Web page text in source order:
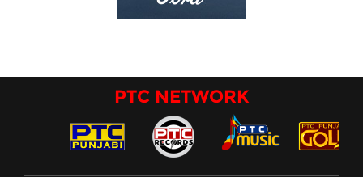
PTC NETWORK